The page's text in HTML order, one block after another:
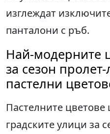
изглеждат
панталони с ръб.
Най-модерните
за сезон пролет-
пастелни
Пастелните
градските улици за